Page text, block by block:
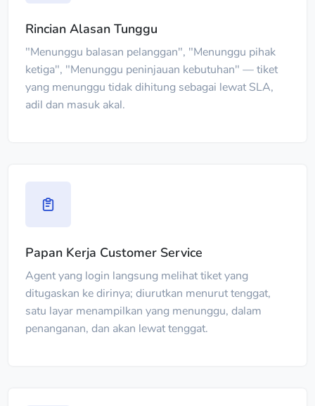
Rincian Alasan Tunggu
"Menunggu balasan pelanggan", "Menunggu pihak
ketiga", "Menunggu peninjauan kebutuhan" — tiket
yang menunggu tidak dihitung sebagai lewat SLA,
adil dan masuk akal.
Papan Kerja Customer Service
Agent yang login langsung melihat tiket yang
ditugaskan ke dirinya; diurutkan menurut tenggat,
satu layar menampilkan yang menunggu, dalam
penanganan, dan akan lewat tenggat.